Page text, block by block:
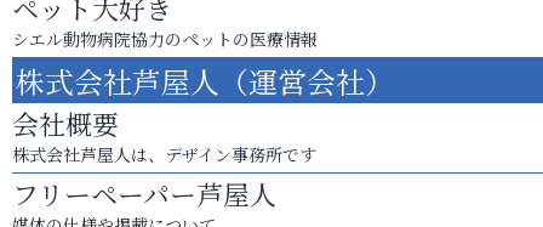
ペット大好き
シエル動物病院協力のペットの医療情報
株式会社芦屋人（運営会社）
会社概要
株式会社芦屋人は、デザイン事務所です
フリーペーパー芦屋人